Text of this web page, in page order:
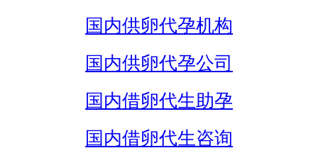
国内供卵代孕机构
国内供卵代孕公司
国内借卵代生助孕
国内借卵代生咨询